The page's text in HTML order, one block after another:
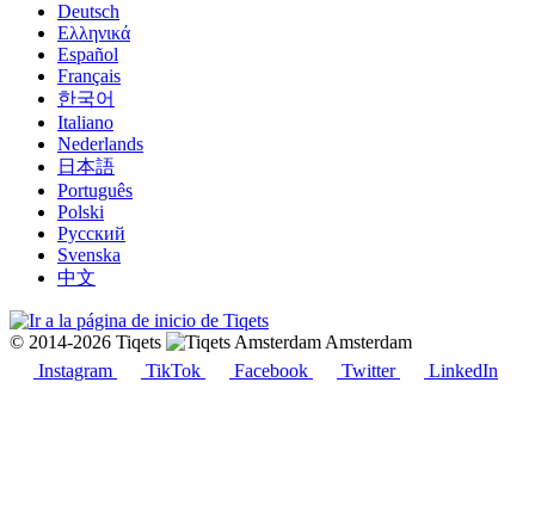
Deutsch
Ελληνικά
Español
Français
한국어
Italiano
Nederlands
日本語
Português
Polski
Русский
Svenska
中文
© 2014-2026 Tiqets
Amsterdam
Instagram
TikTok Facebook Twitter LinkedIn